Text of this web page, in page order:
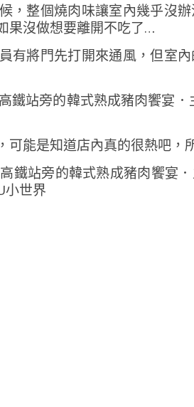
，整個燒肉味讓室內幾乎沒
果沒做想要離開不吃了…
有將門先打開來通風，但室
可能是知道店內真的很熱吧，